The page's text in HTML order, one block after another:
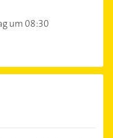
um 08:30